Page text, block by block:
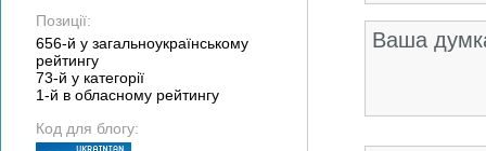
Позиції:
656-й у загальноукраїнському
рейтингу
73-й у категорії
1-й в обласному рейтингу
Код для блогу: